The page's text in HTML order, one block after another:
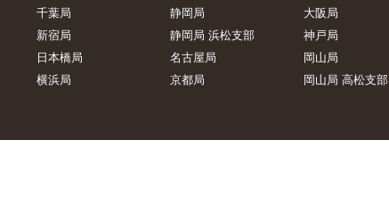
千葉局 静岡局 大阪局
新宿局 静岡局 浜松支部 神戸局
日本橋局 名古屋局 岡山局
横浜局 京都局 岡山局 高松支部